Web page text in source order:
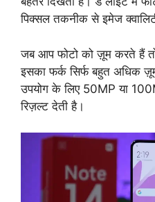
पिक्सल तकनीक से इमेज
जब आप फोटो को ज़ूम करते हैं
इसका फर्क सिर्फ बहुत अधिक
उपयोग के लिए 50MP या
रिज़ल्ट देती है।